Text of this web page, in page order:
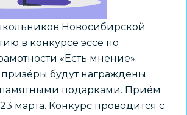
Новосибирской
в конкурсе эссе по
«Есть мнение».
будут награждены
подарками. Приём
23 марта. Конкурс проводится с